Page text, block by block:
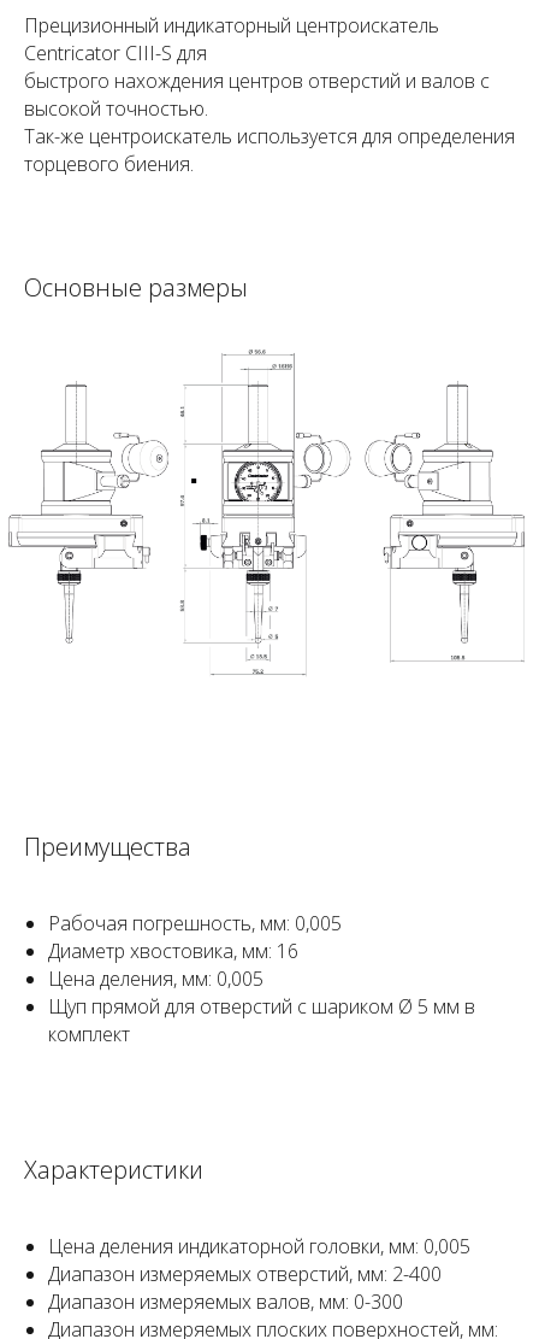
Прецизионный индикаторный центроискатель
Centricator CIII-S для
быстрого нахождения центров отверстий и валов с
высокой точностью.
Так-же центроискатель используется для определения
торцевого биения.
Основные размеры
Преимущества
Рабочая погрешность, мм: 0,005
Диаметр хвостовика, мм: 16
Цена деления, мм: 0,005
Щуп прямой для отверстий с шариком Ø 5 мм в
комплект
Характеристики
Цена деления индикаторной головки, мм: 0,005
Диапазон измеряемых отверстий, мм: 2-400
Диапазон измеряемых валов, мм: 0-300
Диапазон измеряемых плоских поверхностей, мм: